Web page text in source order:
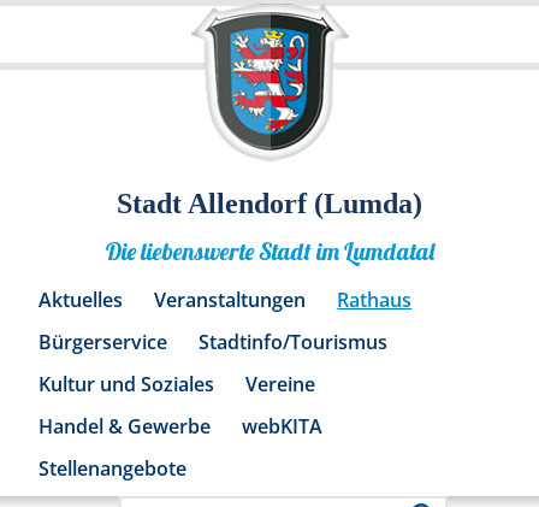
Stadt Allendorf (Lumda)
Die liebenswerte Stadt im Lumdatal
Aktuelles Veranstaltungen
Rathaus
Bürgerservice
Stadtinfo/Tourismus
Kultur und Soziales
Vereine
Handel & Gewerbe
webKITA
Stellenangebote